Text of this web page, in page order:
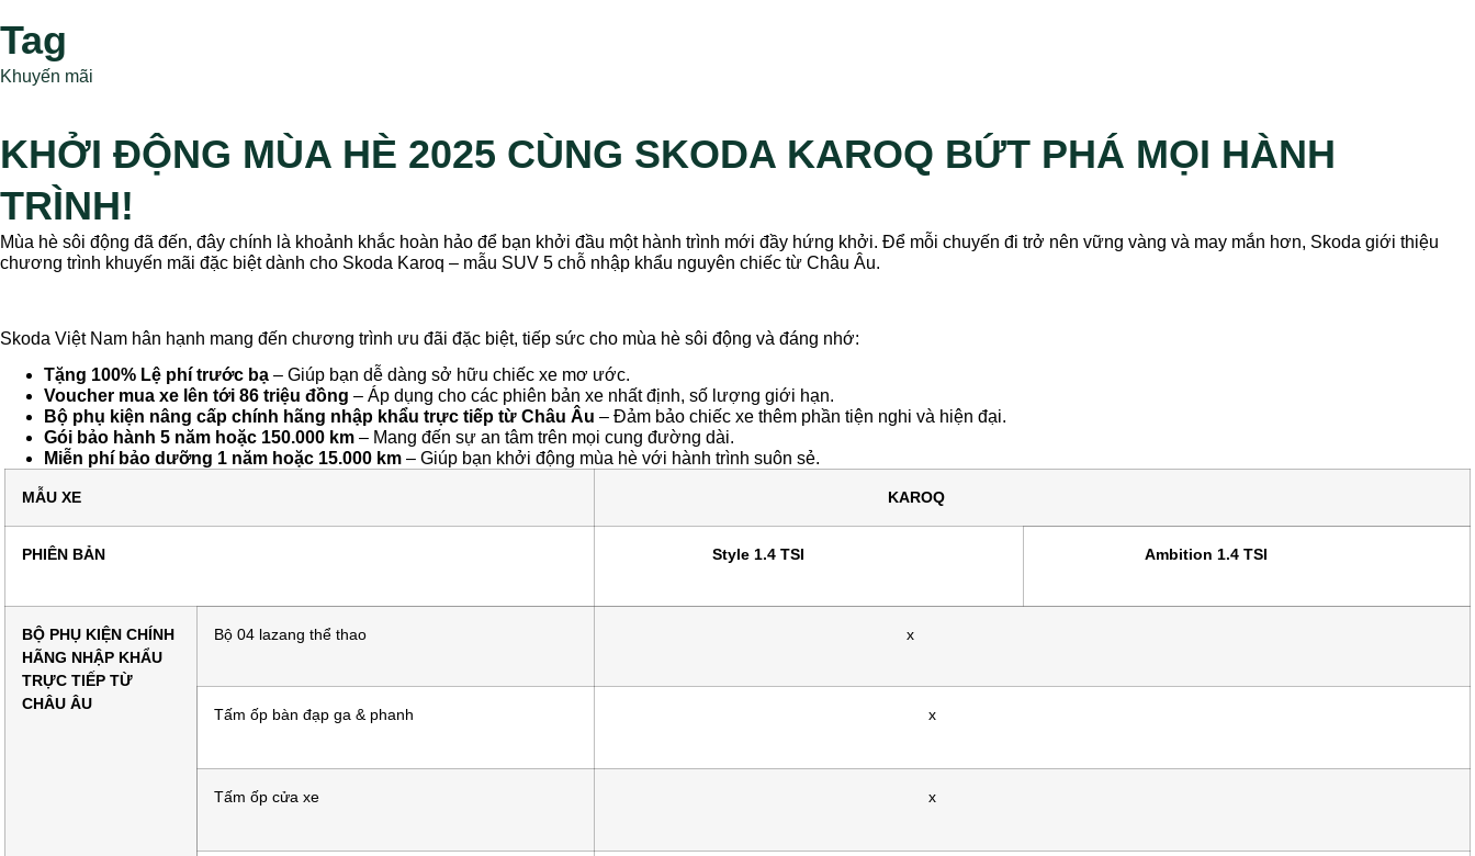
Tag
Khuyến mãi
KHỞI ĐỘNG MÙA HÈ 2025 CÙNG SKODA KAROQ BỨT PHÁ MỌI HÀNH
TRÌNH!
Mùa hè sôi động đã đến, đây chính là khoảnh khắc hoàn hảo để bạn khởi đầu một hành trình mới đầy hứng khởi. Để mỗi chuyến đi trở nên vững vàng và may mắn hơn, Skoda giới thiệu
chương trình khuyến mãi đặc biệt dành cho Skoda Karoq – mẫu SUV 5 chỗ nhập khẩu nguyên chiếc từ Châu Âu.
Skoda Việt Nam hân hạnh mang đến chương trình ưu đãi đặc biệt, tiếp sức cho mùa hè sôi động và đáng nhớ:
Tặng 100% Lệ phí trước bạ – Giúp bạn dễ dàng sở hữu chiếc xe mơ ước.
Voucher mua xe lên tới 86 triệu đồng – Áp dụng cho các phiên bản xe nhất định, số lượng giới hạn.
Bộ phụ kiện nâng cấp chính hãng nhập khẩu trực tiếp từ Châu Âu – Đảm bảo chiếc xe thêm phần tiện nghi và hiện đại.
Gói bảo hành 5 năm hoặc 150.000 km – Mang đến sự an tâm trên mọi cung đường dài.
Miễn phí bảo dưỡng 1 năm hoặc 15.000 km – Giúp bạn khởi động mùa hè với hành trình suôn sẻ.
MẪU XE KAROQ
PHIÊN BẢN Style 1.4 TSI Ambition 1.4 TSI
BỘ PHỤ KIỆN CHÍNH
HÃNG NHẬP KHẨU
TRỰC TIẾP TỪ
CHÂU ÂU
Bộ 04 lazang thể thao x
Tấm ốp bàn đạp ga & phanh x
Tấm ốp cửa xe x